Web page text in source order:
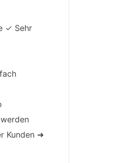
✓ Sehr
Kunden ➜